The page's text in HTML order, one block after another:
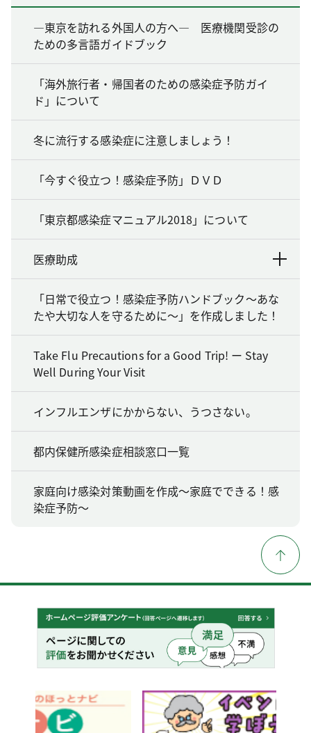
―東京を訪れる外国人の方へ― 医療機関受診の
ための多言語ガイドブック
「海外旅行者・帰国者のための感染症予防ガイ
ド」について
冬に流行する感染症に注意しましょう！
「今すぐ役立つ！感染症予防」ＤＶＤ
「東京都感染症マニュアル2018」について
医療助成
「日常で役立つ！感染症予防ハンドブック～あな
たや大切な人を守るために～」を作成しました！
Take Flu Precautions for a Good Trip! ー Stay
Well During Your Visit
インフルエンザにかからない、うつさない。
都内保健所感染症相談窓口一覧
家庭向け感染対策動画を作成～家庭でできる！感
染症予防～